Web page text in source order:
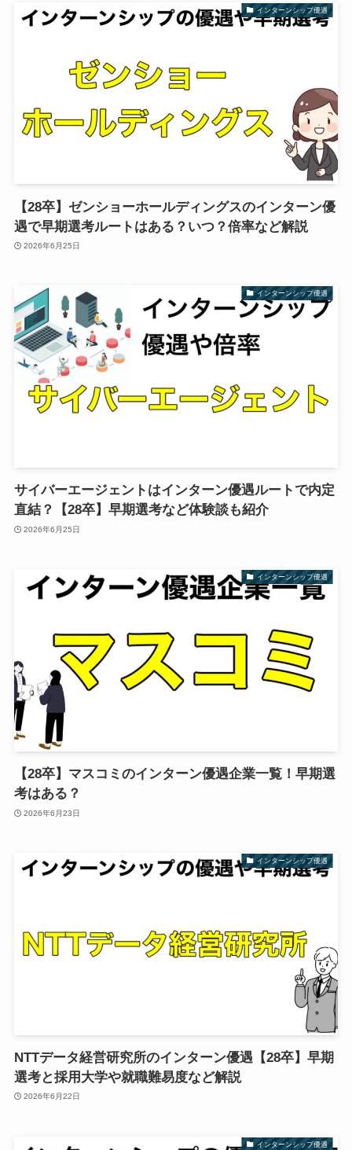
インターンシップ優遇
【28卒】ゼンショーホールディングスのインターン優
遇で早期選考ルートはある？いつ？倍率など解説
2026年6月25日
インターンシップ優遇
サイバーエージェントはインターン優遇ルートで内定
直結？【28卒】早期選考など体験談も紹介
2026年6月25日
インターンシップ優遇
【28卒】マスコミのインターン優遇企業一覧！早期選
考はある？
2026年6月23日
インターンシップ優遇
NTTデータ経営研究所のインターン優遇【28卒】早期
選考と採用大学や就職難易度など解説
2026年6月22日
インターンシップ優遇